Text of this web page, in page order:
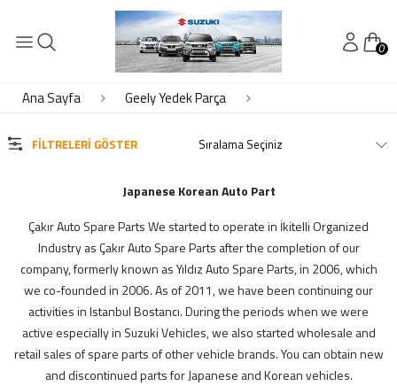
0
KATEGORİLER
Bmw Yedek Parça
Byd Yedek Parça
DAİHATSU
Daihatsu Yedek Parça
Dfm Dfsk Yedek Parça
Ford Yedek Parça
Geely Yedek Parça
Honda Yedek Parça
Ana Sayfa Geely Yedek Parça
FILTRELERI GÖSTER
Japanese Korean Auto Part
Çakır Auto Spare Parts We started to operate in İkitelli Organized
Industry as Çakır Auto Spare Parts after the completion of our
company, formerly known as Yıldız Auto Spare Parts, in 2006, which
we co-founded in 2006. As of 2011, we have been continuing our
activities in Istanbul Bostancı. During the periods when we were
active especially in Suzuki Vehicles, we also started wholesale and
retail sales of spare parts of other vehicle brands. You can obtain new
and discontinued parts for Japanese and Korean vehicles.